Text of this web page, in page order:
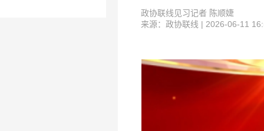
政协联线见习记者 陈顺婕
来源：政协联线 | 2026-06-11